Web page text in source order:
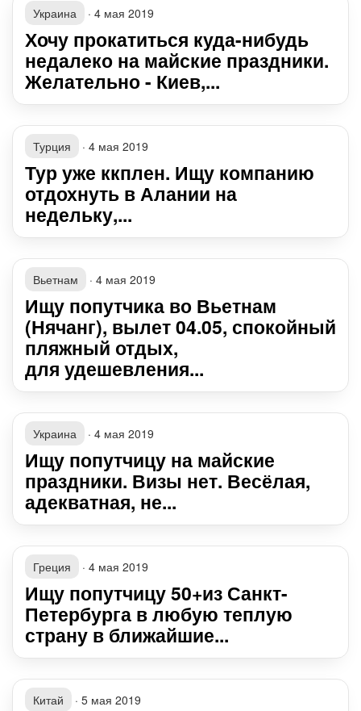
Украина · 4 мая 2019
Хочу прокатиться куда-нибудь
недалеко на майские праздники.
Желательно - Киев,...
Турция · 4 мая 2019
Тур уже ккплен. Ищу компанию
отдохнуть в Алании на
недельку,...
Вьетнам · 4 мая 2019
Ищу попутчика во Вьетнам
(Нячанг), вылет 04.05, спокойный
пляжный отдых,
для удешевления...
Украина · 4 мая 2019
Ищу попутчицу на майские
праздники. Визы нет. Весёлая,
адекватная, не...
Греция · 4 мая 2019
Ищу попутчицу 50+из Санкт-
Петербурга в любую теплую
страну в ближайшие...
Китай · 5 мая 2019